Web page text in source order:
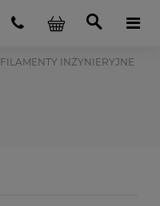
FILAMENTY INŻYNIERYJNE